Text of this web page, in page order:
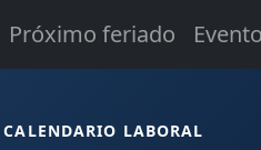
Próximo feriado
LABORAL